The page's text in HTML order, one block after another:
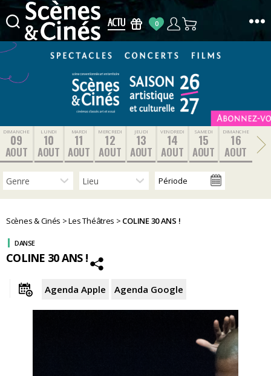
&
Cinés
0
DIMANCHE
09
AOUT
LUNDI
10
AOUT
MARDI
11
AOUT
MERCREDI
12
AOUT
JEUDI
13
AOUT
VENDREDI
14
AOUT
SAMEDI
15
AOUT
DIMANCHE
16
AOUT
Scènes & Cinés >Les Théâtres > COLINE 30 ANS !
COLINE 30 ANS !
Agenda Apple Agenda Google
DANSE